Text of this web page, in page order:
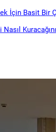
İçin Basit Bir